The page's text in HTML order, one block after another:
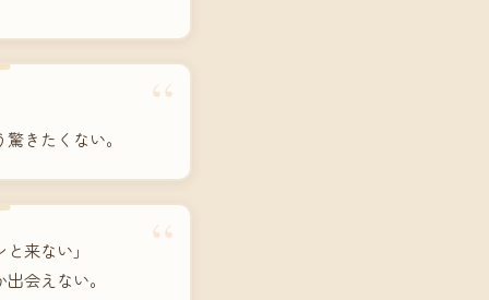
“
きたくない。
“
来ない」
会えない。